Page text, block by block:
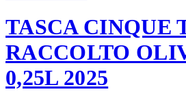
TASCA CINQUE
RACCOLTO
0,25L 2025